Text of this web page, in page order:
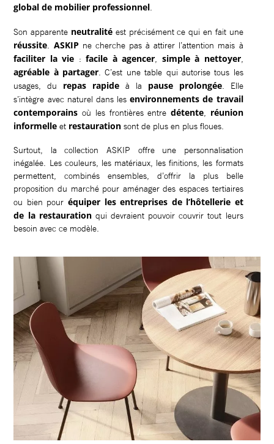
global de mobilier professionnel
Son apparente neutralité est précisément ce qui en fait une
réussite. ASKIP ne cherche pas à attirer l’attention mais à
faciliter la vie :facile à agencer, simple à nettoyer,
agréable à partager. C’est une table qui autorise tous les
usages, du repas rapide à la pause prolongée. Elle
s’intègre avec naturel dans lesenvironnements de travail
contemporains où les frontières entre détente, réunion
informelle et restauration sont de plus en plus floues.
Surtout, la collection ASKIP offre une personnalisation
inégalée. Les couleurs, les matériaux, les finitions, les formats
permettent, combinés ensembles, d’offrir la plus belle
proposition du marché pour aménager des espaces tertiaires
ou bien pour équiper les entreprises de l’hôtellerie et
de la restaurationqui devraient pouvoir couvrir tout leurs
besoin avec ce modèle.